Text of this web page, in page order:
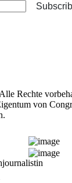
Rechte
von